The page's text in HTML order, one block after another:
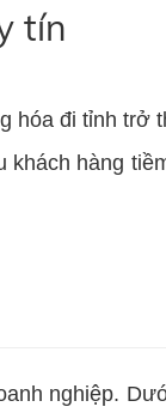
tín
hóa đi tỉnh trở
hàng
nghiệp.